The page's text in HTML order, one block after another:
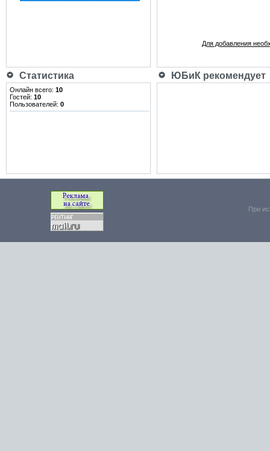
Для добавления
Статистика ЮБиК рекомендует
Онлайн всего: 10
Гостей: 10
Пользователей: 0
При